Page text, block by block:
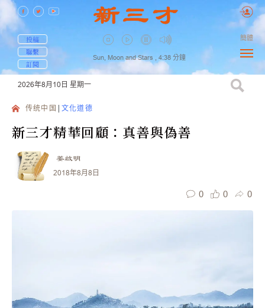
投稿
聯繫
訂閱
Sun, Moon and Stars , 4:38 分鐘
簡體
2026年8月10日 星期一
传统中国 文化道德
新三才精華回顧：真善與偽善
姜啟明
2018年8月8日
0 0 0